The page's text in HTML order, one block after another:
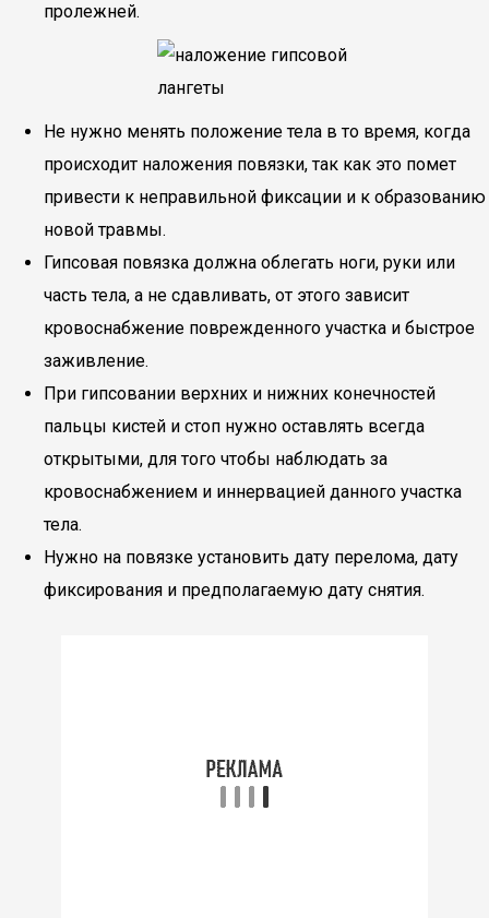
пролежней.
Не нужно менять положение тела в то время, когда
происходит наложения повязки, так как это помет
привести к неправильной фиксации и к образованию
новой травмы.
Гипсовая повязка должна облегать ноги, руки или
часть тела, а не сдавливать, от этого зависит
кровоснабжение поврежденного участка и быстрое
заживление.
При гипсовании верхних и нижних конечностей
пальцы кистей и стоп нужно оставлять всегда
открытыми, для того чтобы наблюдать за
кровоснабжением и иннервацией данного участка
тела.
Нужно на повязке установить дату перелома, дату
фиксирования и предполагаемую дату снятия.